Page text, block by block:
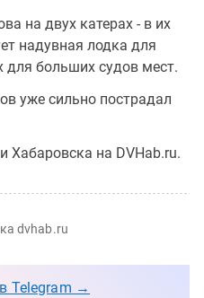
на двух катерах - в их
надувная лодка для
для больших судов мест.
уже сильно пострадал
Хабаровска на DVHab.ru.
dvhab.ru
Telegram →